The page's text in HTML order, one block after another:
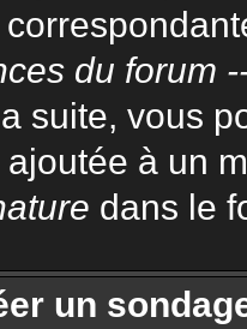
du forum
suite, vous
ajoutée à un
dans le
un